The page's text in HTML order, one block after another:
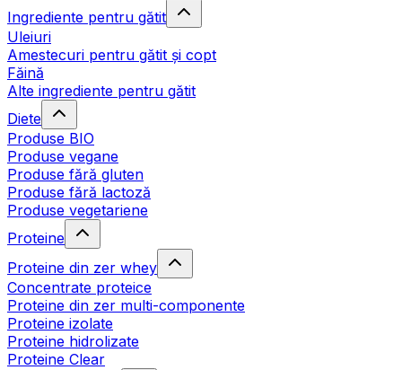
Ingrediente pentru gătit
Uleiuri
Amestecuri pentru gătit și copt
Făină
Alte ingrediente pentru gătit
Diete
Produse BIO
Produse vegane
Produse fără gluten
Produse fără lactoză
Produse vegetariene
Proteine
Proteine din zer whey
Concentrate proteice
Proteine din zer multi-componente
Proteine izolate
Proteine hidrolizate
Proteine Clear